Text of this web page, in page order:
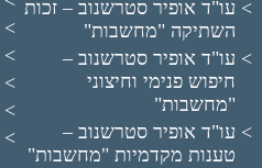
עו"ד אופיר סטרשנוב – זכות
השתיקה "מחשבות"
עו"ד אופיר סטרשנוב –
חיפוש פנימי וחיצוני
"מחשבות"
עו"ד אופיר סטרשנוב –
טענות מקדמיות "מחשבות"